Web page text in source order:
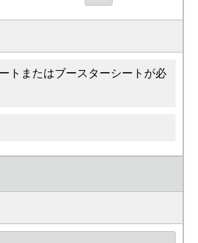
トまたはブースターシートが必